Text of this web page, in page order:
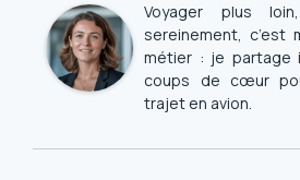
Voyager plus
sereinement, c’est
métier : je partage
coups de cœur
trajet en avion.